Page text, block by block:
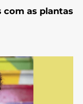
com as plantas